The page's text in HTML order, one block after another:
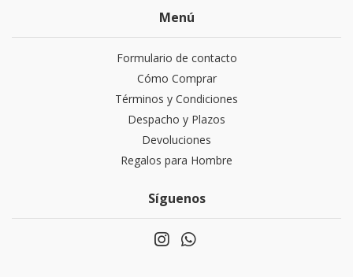
Menú
Formulario de contacto
Cómo Comprar
Términos y Condiciones
Despacho y Plazos
Devoluciones
Regalos para Hombre
Síguenos